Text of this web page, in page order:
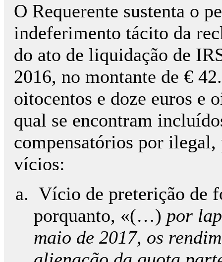
O Requerente sustenta o
indeferimento tácito da
do ato de liquidação de
2016, no montante de €
oitocentos e doze euros e
qual se encontram
compensatórios por
vícios:
Vício de preterição de
porquanto, «(…) por
maio de 2017, os